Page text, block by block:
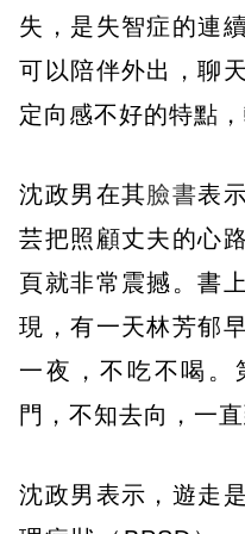
失，是失智症的連
可以陪伴外出，聊
定向感不好的特點，
沈政男在其臉書表
芸把照顧丈夫的心
頁就非常震撼。書
現，有一天林芳郁
一夜，不吃不喝。
門，不知去向，一
沈政男表示，遊走